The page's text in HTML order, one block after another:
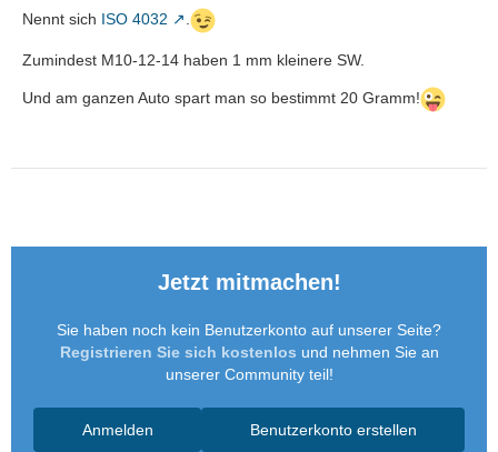
Nennt sich ISO 4032 .
Zumindest M10-12-14 haben 1 mm kleinere SW.
Und am ganzen Auto spart man so bestimmt 20 Gramm!
Jetzt mitmachen!
Sie haben noch kein Benutzerkonto auf unserer Seite?
Registrieren Sie sich kostenlos und nehmen Sie an
unserer Community teil!
Benutzerkonto erstellen
Anmelden